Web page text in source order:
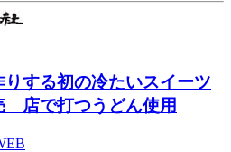
する初の冷たいスイーツ
店で打つうどん使用